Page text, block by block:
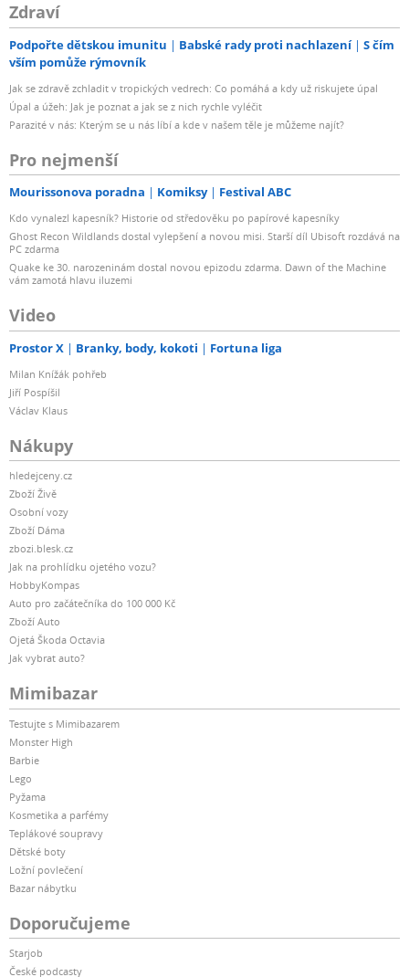
Zdraví
Podpořte dětskou imunitu Babské rady proti nachlazení
S čím
vším pomůže rýmovník
Jak se zdravě zchladit v tropických vedrech: Co pomáhá a kdy už riskujete úpal
Úpal a úžeh: Jak je poznat a jak se z nich rychle vyléčit
Parazité v nás: Kterým se u nás líbí a kde v našem těle je můžeme najít?
Pro nejmenší
Mourissonova poradna Komiksy Festival ABC
Kdo vynalezl kapesník? Historie od středověku po papírové kapesníky
Ghost Recon Wildlands dostal vylepšení a novou misi. Starší díl Ubisoft rozdává na
PC zdarma
Quake ke 30. narozeninám dostal novou epizodu zdarma. Dawn of the Machine
vám zamotá hlavu iluzemi
Video
Prostor X Branky, body, kokoti Fortuna liga
Milan Knížák pohřeb
Jiří Pospíšil
Václav Klaus
Nákupy
hledejceny.cz
Zboží Živě
Osobní vozy
Zboží Dáma
zbozi.blesk.cz
Jak na prohlídku ojetého vozu?
HobbyKompas
Auto pro začátečníka do 100 000 Kč
Zboží Auto
Ojetá Škoda Octavia
Jak vybrat auto?
Mimibazar
Testujte s Mimibazarem
Monster High
Barbie
Lego
Pyžama
Kosmetika a parfémy
Teplákové soupravy
Dětské boty
Ložní povlečení
Bazar nábytku
Doporučujeme
Starjob
České podcasty